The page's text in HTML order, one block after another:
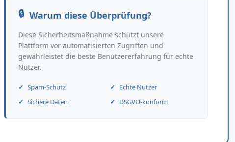
Warum diese Überprüfung?
Diese Sicherheitsmaßnahme schützt unsere
Plattform vor automatisierten Zugriffen und
gewährleistet die beste Benutzererfahrung für echte
Nutzer.
Spam-Schutz
Echte Nutzer
Sichere Daten
DSGVO-konform